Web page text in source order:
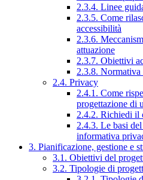
2.3.4. Linee
2.3.5. Come
accessibilità
2.3.6.
attuazione
2.3.7. Obiettivi
2.3.8.
2.4. Privacy
2.4.1. Come
progettazione di
2.4.2. Richiedi il
2.4.3. Le basi
informativa
3. Pianificazione, gestione e
3.1. Obiettivi del
3.2. Tipologie di